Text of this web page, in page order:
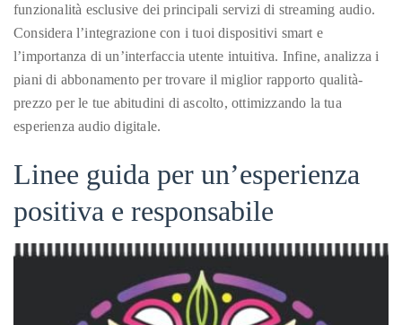
funzionalità esclusive dei principali servizi di streaming audio.
Considera l’integrazione con i tuoi dispositivi smart e
l’importanza di un’interfaccia utente intuitiva. Infine, analizza i
piani di abbonamento per trovare il miglior rapporto qualità-
prezzo per le tue abitudini di ascolto, ottimizzando la tua
esperienza audio digitale.
Linee guida per un’esperienza
positiva e responsabile